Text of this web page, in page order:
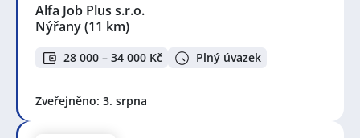
Alfa Job Plus s.r.o.
Nýřany(11 km)
28 000 – 34 000 Kč Plný úvazek
Zveřejněno: 3. srpna